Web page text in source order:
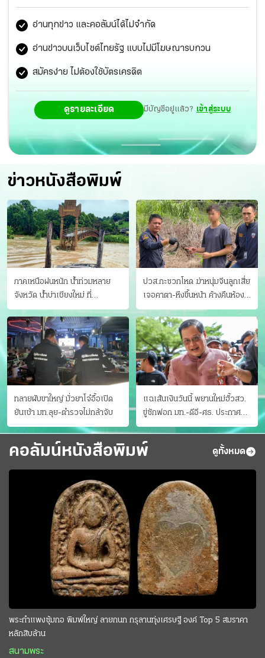
อ่านทุกข่าว และคอลัมน์ได้ไม่จำกัด
อ่านข่าวบนเว็บไซต์ไทยรัฐ แบบไม่มีโฆษณารบกวน
สมัครง่าย ไม่ต้องใช้บัตรเครดิต
ดูรายละเอียด มีบัญชีอยู่แล้ว? เข้าสู่ระบบ
ข่าวหนังสือพิมพ์
ภาคเหนือฝนหนัก น้ำท่วมหลาย
จังหวัด นํ้าบ่าเชียงใหม่ ที่
แม่ฮ่องสอน ซัดสะพานขาด
ปวส.กะซวกโหด ฆ่าหนุ่มจีนลูกเสี่ย
เจอคาตา-หึงขึ้นหน้า ค้างคืนห้อง
แฟนสาว
ทลายผับขาใหญ่ มั่วยาโจ๋อื้อเปิด
ยันเช้า มท.ลุย-ตำรวจไม่กล้าจับ
แฉเส้นเงินวันนี้ พยานใหม่ฮั้วสว.
ขู่ซักฟอก มท.-ดีอี-ศธ. ประกาศ
บัญชีท้องถิ่น
คอลัมน์หนังสือพิมพ์ ดูทั้งหมด
พระกำแพงซุ้มกอ พิมพ์ใหญ่ ลายกนก กรุลานทุ่งเศรษฐี องค์ Top 5 สมราคา
หลักสิบล้าน
สนามพระ